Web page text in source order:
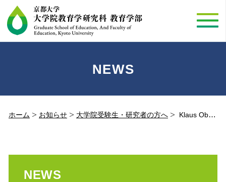
NEWS
ホーム お知らせ 大学院受験生・研究者の方へ Klaus Oberauer教授講演会「The Theory Crisis in Psychology」(2022.08.24)
NEWS